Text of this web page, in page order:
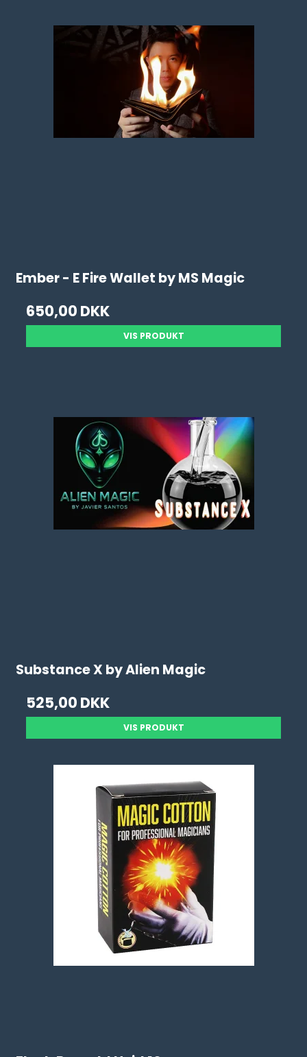
Ember - E Fire Wallet by MS Magic
650,00 DKK
VIS PRODUKT
Substance X by Alien Magic
525,00 DKK
VIS PRODUKT